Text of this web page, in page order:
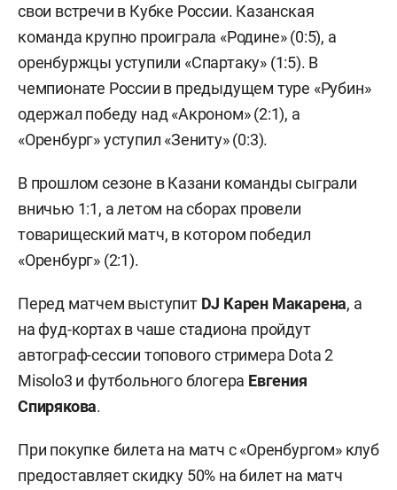
свои встречи в Кубке России. Казанская
команда крупно проиграла «Родине» (0:5), а
оренбуржцы уступили «Спартаку» (1:5). В
чемпионате России в предыдущем туре «Рубин»
одержал победу над «Акроном» (2:1), а
«Оренбург» уступил «Зениту» (0:3).
В прошлом сезоне в Казани команды сыграли
вничью 1:1, а летом на сборах провели
товарищеский матч, в котором победил
«Оренбург» (2:1).
Перед матчем выступит DJ Карен Макарена, а
на фуд-кортах в чаше стадиона пройдут
автограф-сессии топового стримера Dota 2
Misolo3 и футбольного блогера Евгения
Спирякова.
При покупке билета на матч с «Оренбургом» клуб
предоставляет скидку 50% на билет на матч